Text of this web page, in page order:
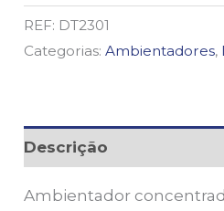
REF: DT2301
Categorias:Ambientadores,
Descrição
Ambientador